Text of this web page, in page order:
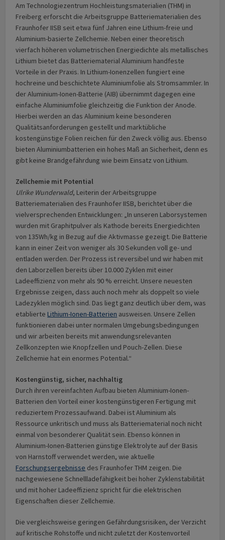
Am Technologiezentrum Hochleistungsmaterialien (THM) in
Freiberg erforscht die Arbeitsgruppe Batteriematerialien des
Fraunhofer IISB seit etwa fünf Jahren eine Lithium-freie und
Aluminium-basierte Zellchemie. Neben einer theoretisch
vierfach höheren volumetrischen Energiedichte als metallisches
Lithium bietet das Batteriematerial Aluminium handfeste
Vorteile in der Praxis. In Lithium-Ionenzellen fungiert eine
hochreine und beschichtete Aluminiumfolie als Stromsammler. In
der Aluminium-Ionen-Batterie (AIB) übernimmt dagegen eine
einfache Aluminiumfolie gleichzeitig die Funktion der Anode.
Hierbei werden an das Aluminium keine besonderen
Qualitätsanforderungen gestellt und marktübliche
kostengünstige Folien reichen für den Zweck völlig aus. Ebenso
bieten Aluminiumbatterien ein hohes Maß an Sicherheit, denn es
gibt keine Brandgefährdung wie beim Einsatz von Lithium.
Zellchemie mit Potential
Ulrike Wunderwald, Leiterin der Arbeitsgruppe
Batteriematerialien des Fraunhofer IISB, berichtet über die
vielversprechenden Entwicklungen: „In unseren Laborsystemen
wurden mit Graphitpulver als Kathode bereits Energiedichten
von 135Wh/kg in Bezug auf die Aktivmasse gezeigt. Die Batterie
kann in einer Zeit von weniger als 30 Sekunden voll ge- und
entladen werden. Der Prozess ist reversibel und wir haben mit
den Laborzellen bereits über 10.000 Zyklen mit einer
Ladeeffizienz von mehr als 90 % erreicht. Unsere neuesten
Ergebnisse zeigen, dass auch noch mehr als doppelt so viele
Ladezyklen möglich sind. Das liegt ganz deutlich über dem, was
etablierteLithium-Ionen-Batterien ausweisen. Unsere Zellen
funktionieren dabei unter normalen Umgebungsbedingungen
und wir arbeiten bereits mit anwendungsrelevanten
Zellkonzepten wie Knopfzellen und Pouch-Zellen. Diese
Zellchemie hat ein enormes Potential.“
Kostengünstig, sicher, nachhaltig
Durch ihren vereinfachten Aufbau bieten Aluminium-Ionen-
Batterien den Vorteil einer kostengünstigeren Fertigung mit
reduziertem Prozessaufwand. Dabei ist Aluminium als
Ressource unkritisch und muss als Batteriematerial noch nicht
einmal von besonderer Qualität sein. Ebenso können in
Aluminium-Ionen-Batterien günstige Elektrolyte auf der Basis
von Harnstoff verwendet werden, wie aktuelle
Forschungsergebnisse des Fraunhofer THM zeigen. Die
nachgewiesene Schnellladefähigkeit bei hoher Zyklenstabilität
und mit hoher Ladeeffizienz spricht für die elektrischen
Eigenschaften dieser Zellchemie.
Die vergleichsweise geringen Gefährdungsrisiken, der Verzicht
auf kritische Rohstoffe und nicht zuletzt der Kostenvorteil